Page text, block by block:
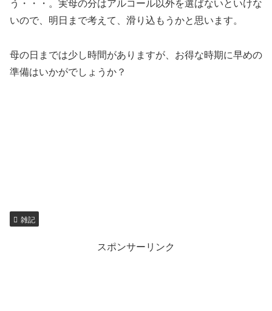
う・・・。実母の分はアルコール以外を選ばないといけな
いので、明日まで考えて、滑り込もうかと思います。
母の日までは少し時間がありますが、お得な時期に早めの
準備はいかがでしょうか？
雑記
スポンサーリンク